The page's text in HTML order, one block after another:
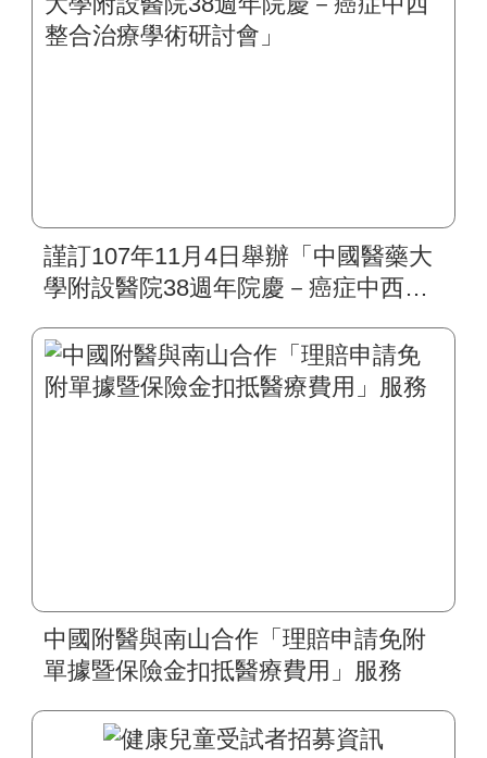
謹訂107年11月4日舉辦「中國醫藥大
學附設醫院38週年院慶－癌症中西整
中國附醫與南山合作「理賠申請免附
單據暨保險金扣抵醫療費用」服務